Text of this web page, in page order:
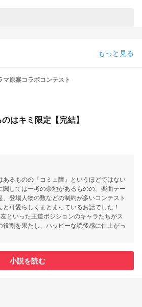
もっと見る
マ原案コラボコンテスト
はキミ限定【完結】
あるものの『コミュ障』というほどではない
しては一考の余地があるものの、楽曲テー
登場人物の数などの制約が多いコンテスト
可愛らしくまとまっているお話でした！
といった王道ポジションのキャラたちがス
役割を果たし、ハッピーな読後感に仕上がっ
小説を読む